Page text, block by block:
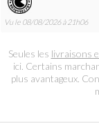
Vu le 08/08/2026 à 21h06
Seules les livraisons
ici. Certains
plus avantageux.